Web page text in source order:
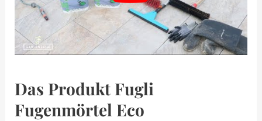
Das Produkt Fugli
Fugenmörtel Eco